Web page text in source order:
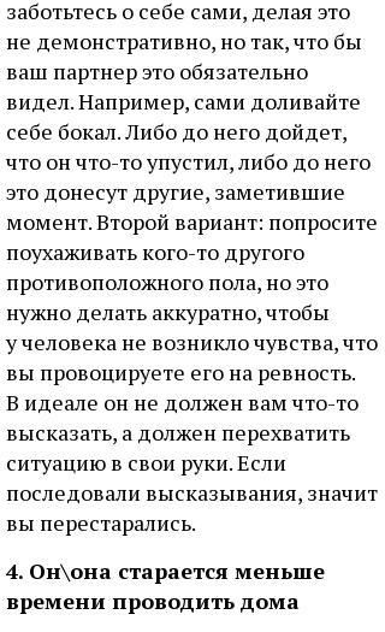
заботьтесь о себе сами, делая это
не демонстративно, но так, что бы
ваш партнер это обязательно
видел. Например, сами доливайте
себе бокал. Либо до него дойдет,
что он что-то упустил, либо до него
это донесут другие, заметившие
момент. Второй вариант: попросите
поухаживать кого-то другого
противоположного пола, но это
нужно делать аккуратно, чтобы
у человека не возникло чувства, что
вы провоцируете его на ревность.
В идеале он не должен вам что-то
высказать, а должен перехватить
ситуацию в свои руки. Если
последовали высказывания, значит
вы перестарались.
4. Он\она старается меньше
времени проводить дома